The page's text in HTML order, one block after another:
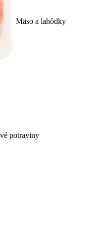
Mäso a lahôdky
potraviny